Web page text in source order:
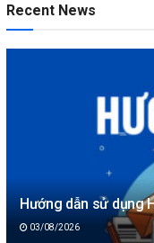
Recent News
Hướng dẫn sử dụng
03/08/2026